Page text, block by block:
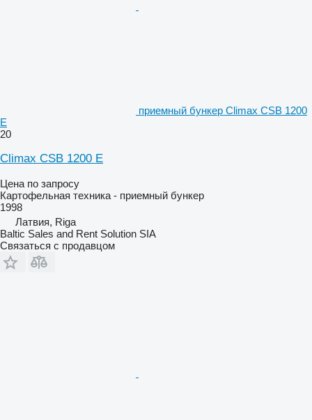
приемный бункер Climax CSB 1200
E
20
Climax CSB 1200 E
Цена по запросу
Картофельная техника - приемный бункер
1998
Латвия, Riga
Baltic Sales and Rent Solution SIA
Связаться с продавцом